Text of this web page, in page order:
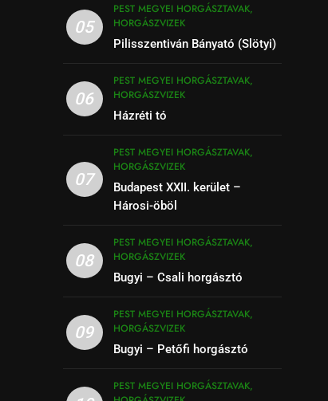
05
PEST MEGYEI HORGÁSZTAVAK,
HORGÁSZVIZEK
Pilisszentiván Bányató (Slötyi)
06
PEST MEGYEI HORGÁSZTAVAK,
HORGÁSZVIZEK
Házréti tó
07
PEST MEGYEI HORGÁSZTAVAK,
HORGÁSZVIZEK
Budapest XXII. kerület –
Hárosi-öböl
08
PEST MEGYEI HORGÁSZTAVAK,
HORGÁSZVIZEK
Bugyi – Csali horgásztó
09
PEST MEGYEI HORGÁSZTAVAK,
HORGÁSZVIZEK
Bugyi – Petőfi horgásztó
PEST MEGYEI HORGÁSZTAVAK,